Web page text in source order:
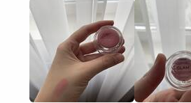
тушується руками, без плям,
консистенцію. На губи я
полоскою на губах. Не сушить
світліший. Обʼєм продукти 5
приємно. Однозначна щира